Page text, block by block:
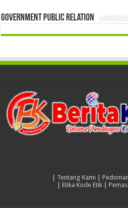
Government Public Relation
Tentang Kami
Etika Kode Etik|